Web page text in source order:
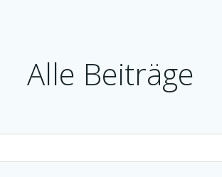
Alle Beiträge